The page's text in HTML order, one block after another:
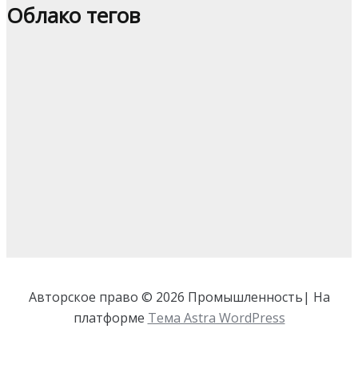
Облако тегов
Авторское право © 2026 Промышленность| На
платформе Тема Astra WordPress